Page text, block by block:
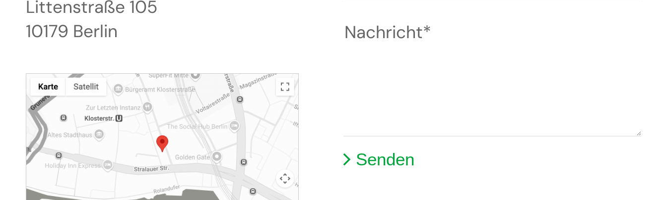
Littenstraße 105
10179 Berlin
Nachricht*